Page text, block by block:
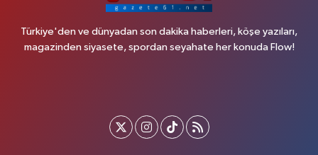
Türkiye'den ve dünyadan son dakika haberleri, köşe yazıları,
magazinden siyasete, spordan seyahate her konuda Flow!